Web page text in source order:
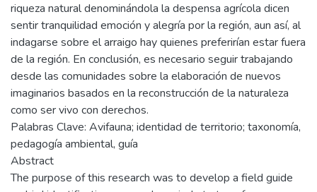
riqueza natural denominándola la despensa agrícola dicen
sentir tranquilidad emoción y alegría por la región, aun así, al
indagarse sobre el arraigo hay quienes preferirían estar fuera
de la región. En conclusión, es necesario seguir trabajando
desde las comunidades sobre la elaboración de nuevos
imaginarios basados en la reconstrucción de la naturaleza
como ser vivo con derechos.
Palabras Clave: Avifauna; identidad de territorio; taxonomía,
pedagogía ambiental, guía
Abstract
The purpose of this research was to develop a field guide